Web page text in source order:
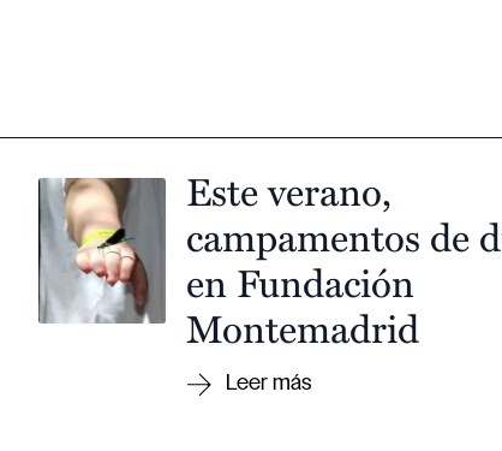
Este verano,
campamentos de
en Fundación
Montemadrid